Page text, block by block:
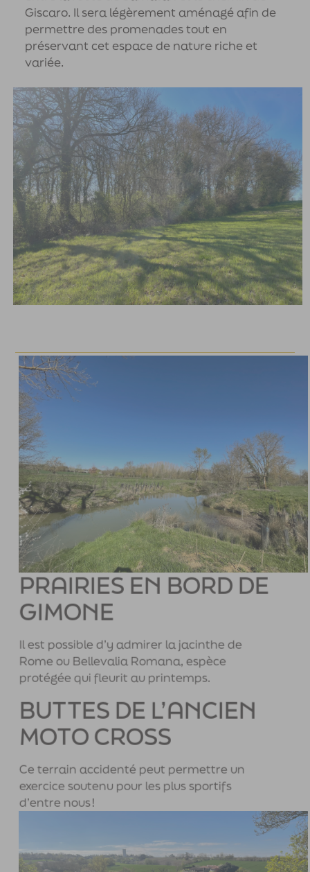
Giscaro. Il sera légèrement aménagé afin de
permettre des promenades tout en
préservant cet espace de nature riche et
variée.
PRAIRIES EN BORD DE
GIMONE
Il est possible d’y admirer la jacinthe de
Rome ou Bellevalia Romana, espèce
protégée qui fleurit au printemps.
BUTTES DE L’ANCIEN
MOTO CROSS
Ce terrain accidenté peut permettre un
exercice soutenu pour les plus sportifs
d’entre nous !